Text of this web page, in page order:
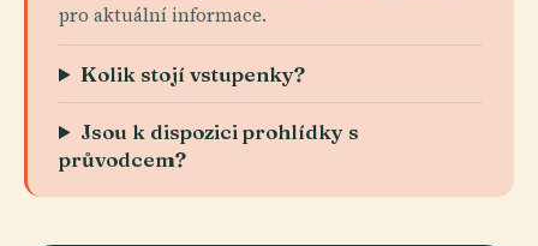
pro aktuální informace.
Kolik stojí vstupenky?
Jsou k dispozici prohlídky s
průvodcem?